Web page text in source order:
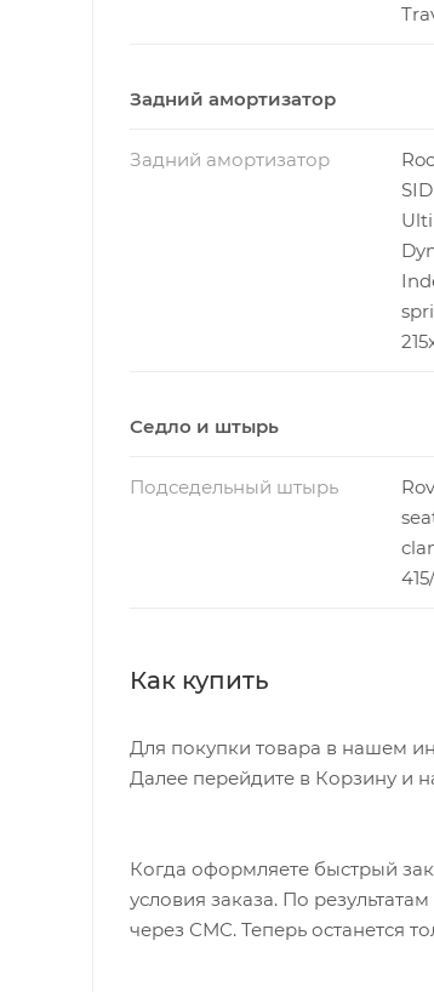
Задний амортизатор
Задний амортизатор
Седло и штырь
Подседельный штырь
Как купить
Для покупки товара в нашем
Далее перейдите в Корзину и
Когда оформляете быстрый
условия заказа. По
через СМС. Теперь останется